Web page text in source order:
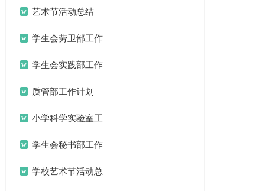
划 艺术节活动总结
学生会劳卫部工作
计划学生会实践部工作
计划15篇
质管部工作计划
小学科学实验室工
作计划15篇
学生会秘书部工作
计划14篇
学校艺术节活动总